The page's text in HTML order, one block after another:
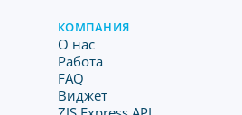
КОМПАНИЯ
O нас
Работа
FAQ
Виджет